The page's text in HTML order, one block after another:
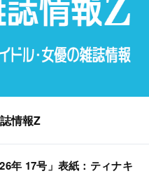
情報Z
年 17号」表紙：ティナキ